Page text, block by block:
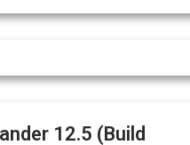
12.5 (Build